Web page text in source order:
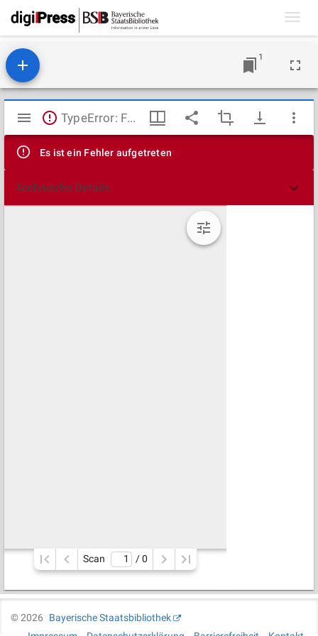
1
Mirador
Viewer
TypeError: Failed to fetch
Es ist ein Fehler aufgetreten
Technische Details
Scan / 0
©2026
Bayerische Staatsbibliothek